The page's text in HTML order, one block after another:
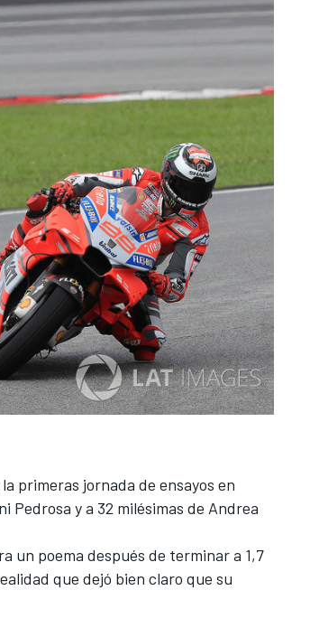
primeras jornada de ensayos en
Pedrosa y a 32 milésimas de Andrea
un poema después de terminar a 1,7
que dejó bien claro que su